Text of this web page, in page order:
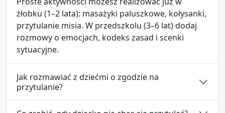
żłobku (1–2 lata): masażyki paluszkowe, kołysanki,
przytulanie misia. W przedszkolu (3–6 lat) dodaj
rozmowy o emocjach, kodeks zasad i scenki
sytuacyjne.
Jak rozmawiać z dziećmi o zgodzie na
przytulanie?